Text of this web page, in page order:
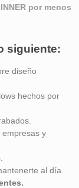
por menos
siguiente:
diseño
hechos por
empresas y
al día.